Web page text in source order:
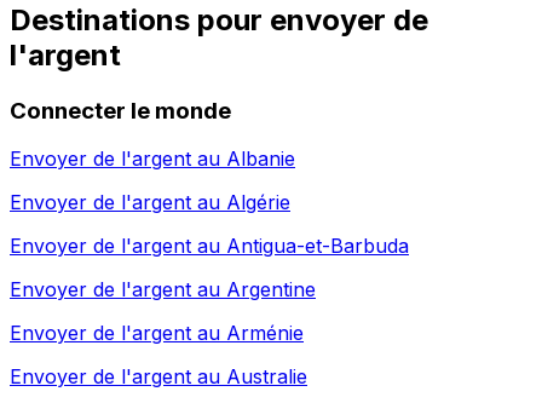
Destinations pour envoyer de
l'argent
Connecter le monde
Envoyer de l'argent au Albanie
Envoyer de l'argent au Algérie
Envoyer de l'argent au Antigua-et-Barbuda
Envoyer de l'argent au Argentine
Envoyer de l'argent au Arménie
Envoyer de l'argent au Australie